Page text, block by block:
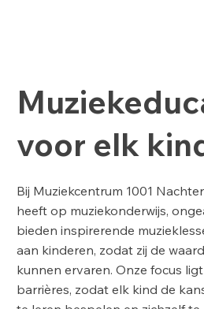
voor elk
Bij Muziekcentrum 1001
heeft op muziekonderwijs,
bieden inspirerende
aan kinderen, zodat zij de
kunnen ervaren. Onze focus
barrières, zodat elk kind de